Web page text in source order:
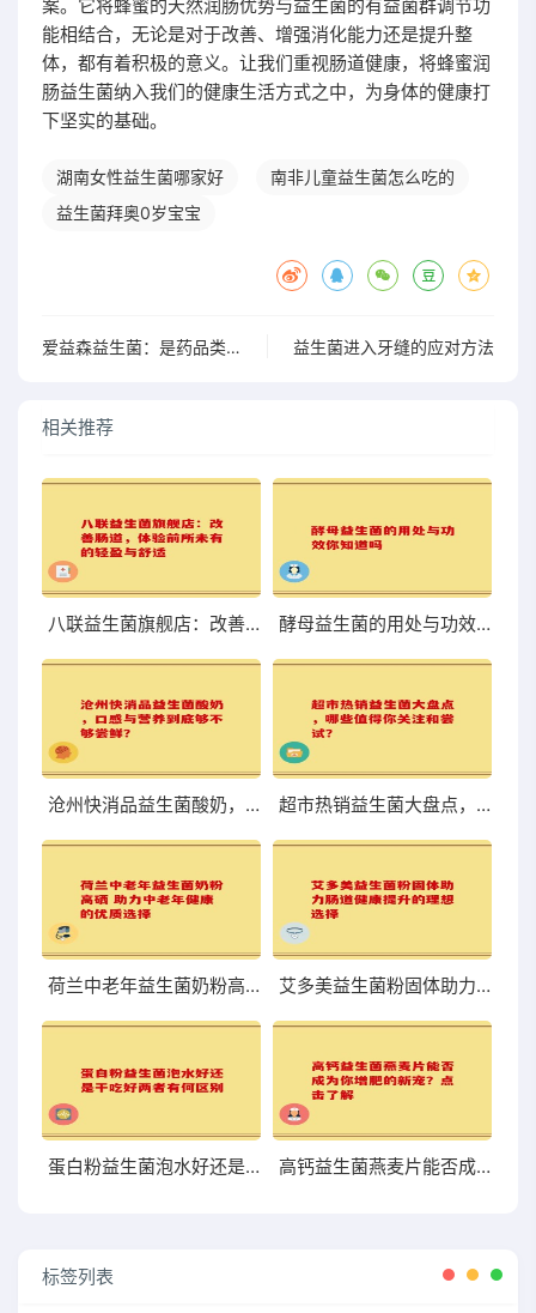
案。它将蜂蜜的天然润肠优势与益生菌的有益菌群调节功
能相结合，无论是对于改善、增强消化能力还是提升整
体，都有着积极的意义。让我们重视肠道健康，将蜂蜜润
肠益生菌纳入我们的健康生活方式之中，为身体的健康打
下坚实的基础。
湖南女性益生菌哪家好
南非儿童益生菌怎么吃的
益生菌拜奥0岁宝宝
爱益森益生菌：是药品类的全新挑战，效果惊艳不容错过 益生菌进入牙缝的应对方法
相关推荐
八联益生菌旗舰店：改善肠道，体验前所未有的轻盈与舒适 酵母益生菌的用处与功效你知道吗
沧州快消品益生菌酸奶，口感与营养到底够不够尝鲜？ 超市热销益生菌大盘点，哪些值得你关注和尝试？
荷兰中老年益生菌奶粉高硒 助力中老年健康的优质选择 艾多美益生菌粉固体助力肠道健康提升的理想选择
蛋白粉益生菌泡水好还是干吃好两者有何区别 高钙益生菌燕麦片能否成为你增肥的新宠？点击了解
标签列表